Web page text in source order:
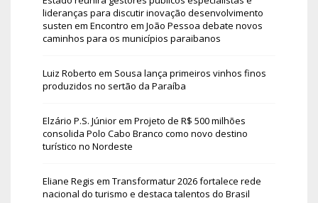
lideranças para discutir inovação desenvolvimento
susten em Encontro em João Pessoa debate novos
caminhos para os municípios paraibanos
Luiz Roberto em Sousa lança primeiros vinhos finos
produzidos no sertão da Paraíba
Elzário P.S. Júniorem Projeto de R$ 500 milhões
consolida Polo Cabo Branco como novo destino
turístico no Nordeste
Eliane Regis em Transformatur 2026 fortalece rede
nacional do turismo e destaca talentos do Brasil